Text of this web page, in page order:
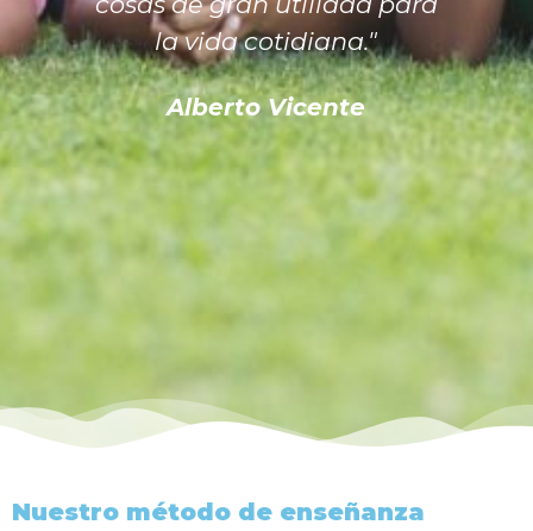
la vida cotidiana."
Alberto Vicente
Nuestro método de enseñanza